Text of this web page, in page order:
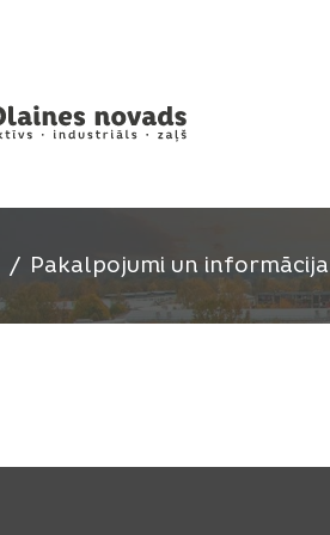
Pakalpojumi un informācija